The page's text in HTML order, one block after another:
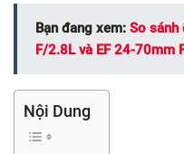
Bạn đang xem: So sánh
F/2.8L và EF 24-70mm
Nội Dung